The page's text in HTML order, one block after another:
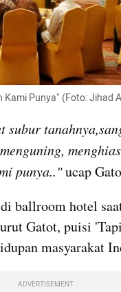
Kami Punya" (Foto: Jihad
subur
punya.." ucap
ballroom hotel
Gatot, puisi
masyarakat
ADVERTISEMENT